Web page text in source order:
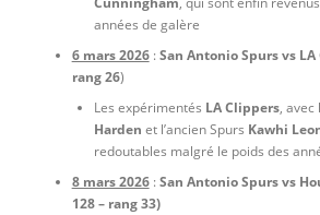
années de galère
6 mars 2026:San Antonio Spurs vs
rang 26)
Les expérimentés LA Clippers, avec
Harden et l’ancien Spurs Kawhi
redoutables malgré le poids des
8 mars 2026:San Antonio Spurs vs
128 – rang 33)